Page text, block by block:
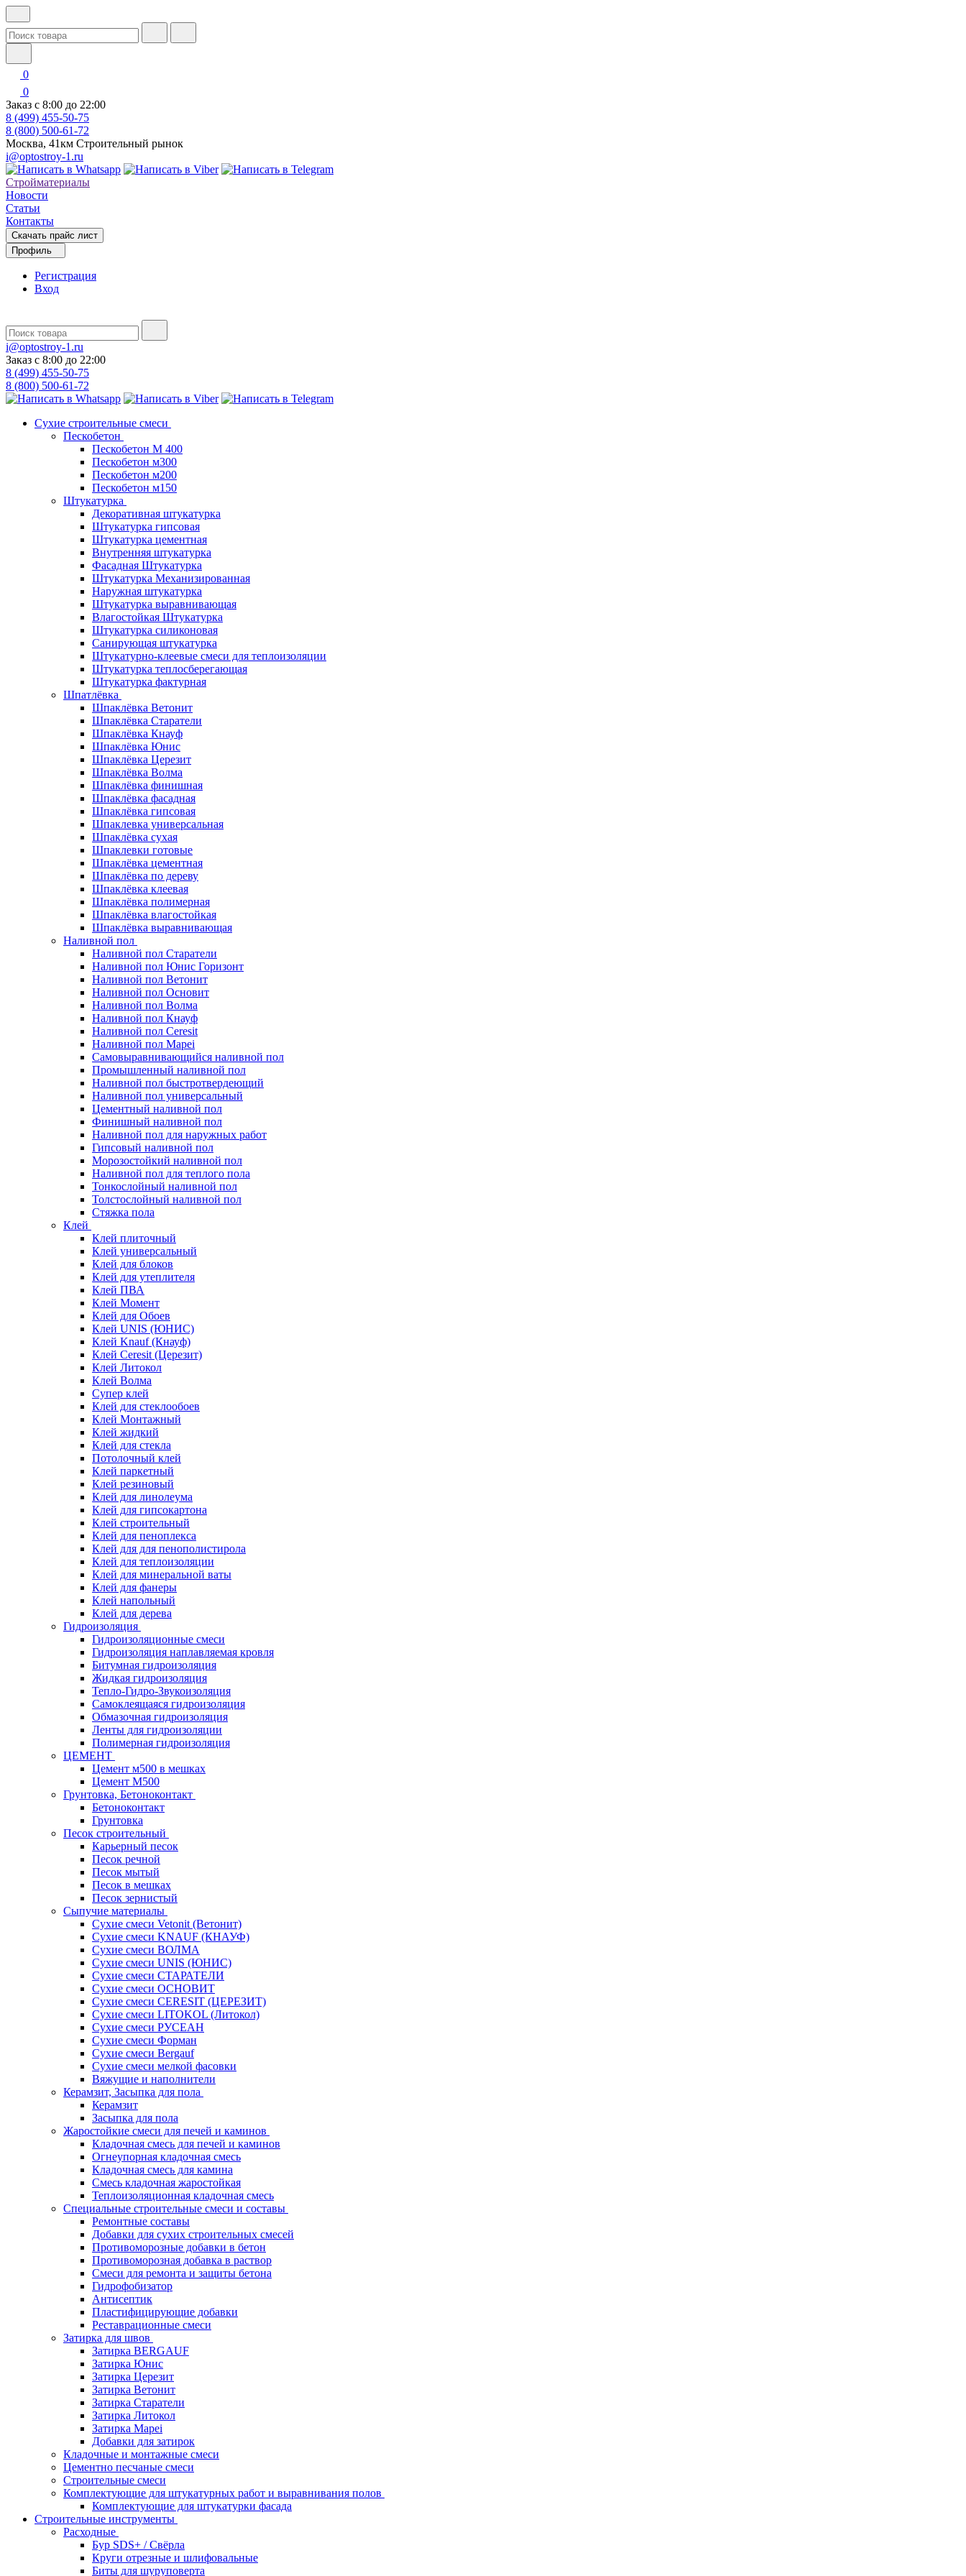
0
0
Заказ с 8:00 до 22:00
8 (499) 455-50-75
8 (800) 500-61-72
Москва, 41км Строительный рынок
i@optostroy-1.ru
Стройматериалы
Новости
Статьи
Контакты
Скачать прайс лист
Профиль
Регистрация
Вход
i@optostroy-1.ru
Заказ с 8:00 до 22:00
8 (499) 455-50-75
8 (800) 500-61-72
Сухие строительные смеси
Пескобетон
Пескобетон М 400
Пескобетон м300
Пескобетон м200
Пескобетон м150
Штукатурка
Декоративная штукатурка
Штукатурка гипсовая
Штукатурка цементная
Внутренняя штукатурка
Фасадная Штукатурка
Штукатурка Механизированная
Наружная штукатурка
Штукатурка выравнивающая
Влагостойкая Штукатурка
Штукатурка силиконовая
Санирующая штукатурка
Штукатурно-клеевые смеси для теплоизоляции
Штукатурка теплосберегающая
Штукатурка фактурная
Шпатлёвка
Шпаклёвка Ветонит
Шпаклёвка Старатели
Шпаклёвка Кнауф
Шпаклёвка Юнис
Шпаклёвка Церезит
Шпаклёвка Волма
Шпаклёвка финишная
Шпаклёвка фасадная
Шпаклёвка гипсовая
Шпаклевка универсальная
Шпаклёвка сухая
Шпаклевки готовые
Шпаклёвка цементная
Шпаклёвка по дереву
Шпаклёвка клеевая
Шпаклёвка полимерная
Шпаклёвка влагостойкая
Шпаклёвка выравнивающая
Наливной пол
Наливной пол Старатели
Наливной пол Юнис Горизонт
Наливной пол Ветонит
Наливной пол Основит
Наливной пол Волма
Наливной пол Кнауф
Наливной пол Ceresit
Наливной пол Mapei
Самовыравнивающийся наливной пол
Промышленный наливной пол
Наливной пол быстротвердеющий
Наливной пол универсальный
Цементный наливной пол
Финишный наливной пол
Наливной пол для наружных работ
Гипсовый наливной пол
Морозостойкий наливной пол
Наливной пол для теплого пола
Тонкослойный наливной пол
Толстослойный наливной пол
Стяжка пола
Клей
Клей плиточный
Клей универсальный
Клей для блоков
Клей для утеплителя
Клей ПВА
Клей Момент
Клей для Обоев
Клей UNIS (ЮНИС)
Клей Knauf (Кнауф)
Клей Ceresit (Церезит)
Клей Литокол
Клей Волма
Супер клей
Клей для стеклообоев
Клей Монтажный
Клей жидкий
Клей для стекла
Потолочный клей
Клей паркетный
Клей резиновый
Клей для линолеума
Клей для гипсокартона
Клей строительный
Клей для пеноплекса
Клей для для пенополистирола
Клей для теплоизоляции
Клей для минеральной ваты
Клей для фанеры
Клей напольный
Клей для дерева
Гидроизоляция
Гидроизоляционные смеси
Гидроизоляция наплавляемая кровля
Битумная гидроизоляция
Жидкая гидроизоляция
Тепло-Гидро-Звукоизоляция
Самоклеящаяся гидроизоляция
Обмазочная гидроизоляция
Ленты для гидроизоляции
Полимерная гидроизоляция
ЦЕМЕНТ
Цемент м500 в мешках
Цемент М500
Грунтовка, Бетоноконтакт
Бетоноконтакт
Грунтовка
Песок строительный
Карьерный песок
Песок речной
Песок мытый
Песок в мешках
Песок зернистый
Сыпучие материалы
Сухие смеси Vetonit (Ветонит)
Сухие смеси KNAUF (КНАУФ)
Сухие смеси ВОЛМА
Сухие смеси UNIS (ЮНИС)
Сухие смеси СТАРАТЕЛИ
Сухие смеси ОСНОВИТ
Сухие смеси СERESIT (ЦЕРЕЗИТ)
Сухие смеси LITOKOL (Литокол)
Сухие смеси РУСЕАН
Сухие смеси Форман
Сухие смеси Bergauf
Сухие смеси мелкой фасовки
Вяжущие и наполнители
Керамзит, Засыпка для пола
Керамзит
Засыпка для пола
Жаростойкие смеси для печей и каминов
Кладочная смесь для печей и каминов
Огнеупорная кладочная смесь
Кладочная смесь для камина
Смесь кладочная жаростойкая
Теплоизоляционная кладочная смесь
Специальные строительные смеси и составы
Ремонтные составы
Добавки для сухих строительных смесей
Противоморозные добавки в бетон
Противоморозная добавка в раствор
Смеси для ремонта и защиты бетона
Гидрофобизатор
Антисептик
Пластифицирующие добавки
Реставрационные смеси
Затирка для швов
Затирка BERGAUF
Затирка Юнис
Затирка Церезит
Затирка Ветонит
Затирка Старатели
Затирка Литокол
Затирка Mapei
Добавки для затирок
Кладочные и монтажные смеси
Цементно песчаные смеси
Строительные смеси
Комплектующие для штукатурных работ и выравнивания полов
Комплектующие для штукатурки фасада
Строительные инструменты
Расходные
Бур SDS+ / Свёрла
Круги отрезные и шлифовальные
Биты для шуруповерта